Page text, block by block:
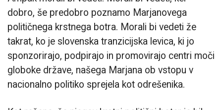
dobro, še predobro poznamo Marjanovega
političnega krstnega botra. Morali bi vedeti že
takrat, ko je slovenska tranzicijska levica, ki jo
sponzorirajo, podpirajo in promovirajo centri moči
globoke države, našega Marjana ob vstopu v
nacionalno politiko sprejela kot odrešenika.